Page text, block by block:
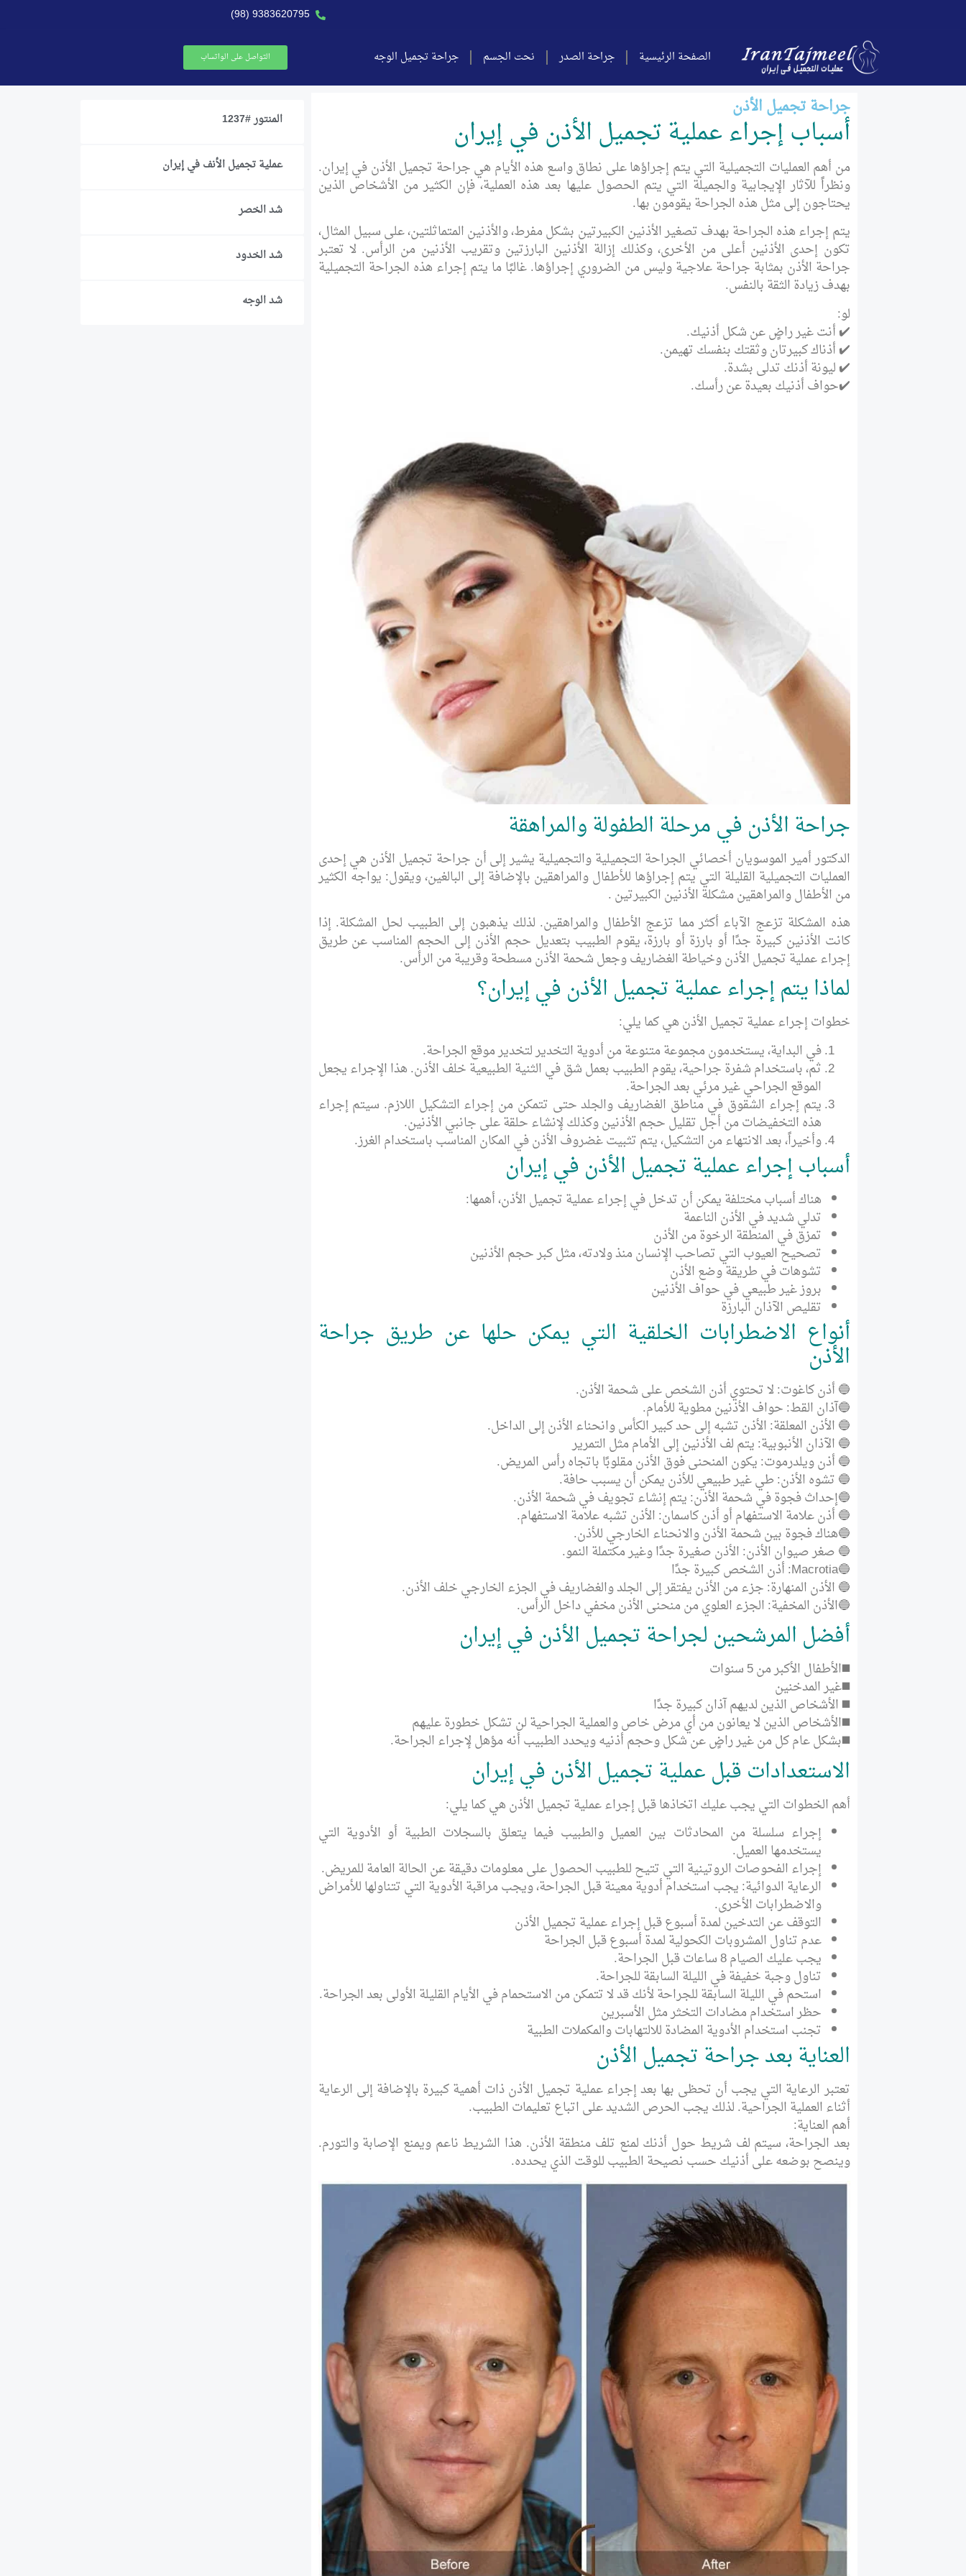
9383620795 (98)
الصفحة الرئیسیة جراحة الصدر نحت الجسم جراحة تجميل الوجه التواصل على الواتساب
المنتور #1237
عملية تجميل الأنف في إيران
شد الخصر
شد الخدود
شد الوجه
جراحة تجميل الأذن
أسباب إجراء عملية تجميل الأذن في إيران
من أهم العمليات التجميلية التي يتم إجراؤها على نطاق واسع هذه الأيام هي جراحة تجميل الأذن في إيران.
ونظراً للآثار الإيجابية والجميلة التي يتم الحصول عليها بعد هذه العملية، فإن الكثير من الأشخاص الذين
يحتاجون إلى مثل هذه الجراحة يقومون بها.
يتم إجراء هذه الجراحة بهدف تصغير الأذنين الكبيرتين بشكل مفرط، والأذنين المتماثلتين، على سبيل المثال،
تكون إحدى الأذنين أعلى من الأخرى، وكذلك إزالة الأذنين البارزتين وتقريب الأذنين من الرأس. لا تعتبر
جراحة الأذن بمثابة جراحة علاجية وليس من الضروري إجراؤها. غالبًا ما يتم إجراء هذه الجراحة التجميلية
بهدف زيادة الثقة بالنفس.
لو:
✔️ أنت غير راضٍ عن شكل أذنيك.
✔️ أذناك كبيرتان وثقتك بنفسك تهيمن.
✔️ ليونة أذنك تدلى بشدة.
✔️حواف أذنيك بعيدة عن رأسك.
جراحة الأذن في مرحلة الطفولة والمراهقة
الدكتور أمير الموسويان أخصائي الجراحة التجميلية والتجميلية يشير إلى أن جراحة تجميل الأذن هي إحدى
العمليات التجميلية القليلة التي يتم إجراؤها للأطفال والمراهقين بالإضافة إلى البالغين، ويقول: يواجه الكثير
من الأطفال والمراهقين مشكلة الأذنين الكبيرتين .
هذه المشكلة تزعج الآباء أكثر مما تزعج الأطفال والمراهقين. لذلك يذهبون إلى الطبيب لحل المشكلة. إذا
كانت الأذنين كبيرة جدًا أو بارزة أو بارزة، يقوم الطبيب بتعديل حجم الأذن إلى الحجم المناسب عن طريق
إجراء عملية تجميل الأذن وخياطة الغضاريف وجعل شحمة الأذن مسطحة وقريبة من الرأس.
لماذا يتم إجراء عملية تجميل الأذن في إيران؟
خطوات إجراء عملية تجميل الأذن هي كما يلي:
في البداية، يستخدمون مجموعة متنوعة من أدوية التخدير لتخدير موقع الجراحة.
ثم، باستخدام شفرة جراحية، يقوم الطبيب بعمل شق في الثنية الطبيعية خلف الأذن. هذا الإجراء يجعل
الموقع الجراحي غير مرئي بعد الجراحة.
يتم إجراء الشقوق في مناطق الغضاريف والجلد حتى تتمكن من إجراء التشكيل اللازم. سيتم إجراء
هذه التخفيضات من أجل تقليل حجم الأذنين وكذلك لإنشاء حلقة على جانبي الأذنين.
وأخيراً، بعد الانتهاء من التشكيل، يتم تثبيت غضروف الأذن في المكان المناسب باستخدام الغرز.
أسباب إجراء عملية تجميل الأذن في إيران
هناك أسباب مختلفة يمكن أن تدخل في إجراء عملية تجميل الأذن، أهمها:
تدلي شديد في الأذن الناعمة
تمزق في المنطقة الرخوة من الأذن
تصحيح العيوب التي تصاحب الإنسان منذ ولادته، مثل كبر حجم الأذنين
تشوهات في طريقة وضع الأذن
بروز غير طبيعي في حواف الأذنين
تقليص الآذان البارزة
أنواع الاضطرابات الخلقية التي يمكن حلها عن طريق جراحة
الأذن
🔵 أذن كاغوت: لا تحتوي أذن الشخص على شحمة الأذن.
🔵آذان القط: حواف الأذنين مطوية للأمام.
🔵 الأذن المعلقة: الأذن تشبه إلى حد كبير الكأس وانحناء الأذن إلى الداخل.
🔵 الآذان الأنبوبية: يتم لف الأذنين إلى الأمام مثل التمرير
🔵 أذن ويلدرموت: يكون المنحنى فوق الأذن مقلوبًا باتجاه رأس المريض.
🔵 تشوه الأذن: طي غير طبيعي للأذن يمكن أن يسبب حافة.
🔵إحداث فجوة في شحمة الأذن: يتم إنشاء تجويف في شحمة الأذن.
🔵 أذن علامة الاستفهام أو أذن كاسمان: الأذن تشبه علامة الاستفهام.
🔵هناك فجوة بين شحمة الأذن والانحناء الخارجي للأذن.
🔵 صغر صيوان الأذن: الأذن صغيرة جدًا وغير مكتملة النمو.
🔵Macrotia: أذن الشخص كبيرة جدًا
🔵 الأذن المنهارة: جزء من الأذن يفتقر إلى الجلد والغضاريف في الجزء الخارجي خلف الأذن.
🔵الأذن المخفية: الجزء العلوي من منحنى الأذن مخفي داخل الرأس.
أفضل المرشحين لجراحة تجميل الأذن في إيران
◼️الأطفال الأكبر من 5 سنوات
◼️غير المدخنين
◼️ الأشخاص الذين لديهم آذان كبيرة جدًا
◼️الأشخاص الذين لا يعانون من أي مرض خاص والعملية الجراحية لن تشكل خطورة عليهم
◼️بشكل عام كل من غير راضٍ عن شكل وحجم أذنيه ويحدد الطبيب أنه مؤهل لإجراء الجراحة.
الاستعدادات قبل عملية تجميل الأذن في إيران
أهم الخطوات التي يجب عليك اتخاذها قبل إجراء عملية تجميل الأذن هي كما يلي:
إجراء سلسلة من المحادثات بين العميل والطبيب فيما يتعلق بالسجلات الطبية أو الأدوية التي
يستخدمها العميل.
إجراء الفحوصات الروتينية التي تتيح للطبيب الحصول على معلومات دقيقة عن الحالة العامة للمريض.
الرعاية الدوائية: يجب استخدام أدوية معينة قبل الجراحة، ويجب مراقبة الأدوية التي تتناولها للأمراض
والاضطرابات الأخرى.
التوقف عن التدخين لمدة أسبوع قبل إجراء عملية تجميل الأذن
عدم تناول المشروبات الكحولية لمدة أسبوع قبل الجراحة
يجب عليك الصيام 8 ساعات قبل الجراحة.
تناول وجبة خفيفة في الليلة السابقة للجراحة.
استحم في الليلة السابقة للجراحة لأنك قد لا تتمكن من الاستحمام في الأيام القليلة الأولى بعد الجراحة.
حظر استخدام مضادات التخثر مثل الأسبرين
تجنب استخدام الأدوية المضادة للالتهابات والمكملات الطبية
العناية بعد جراحة تجميل الأذن
تعتبر الرعاية التي يجب أن تحظى بها بعد إجراء عملية تجميل الأذن ذات أهمية كبيرة بالإضافة إلى الرعاية
أثناء العملية الجراحية. لذلك يجب الحرص الشديد على اتباع تعليمات الطبيب.
أهم العناية:
بعد الجراحة، سيتم لف شريط حول أذنك لمنع تلف منطقة الأذن. هذا الشريط ناعم ويمنع الإصابة والتورم.
وينصح بوضعه على أذنيك حسب نصيحة الطبيب للوقت الذي يحدده.